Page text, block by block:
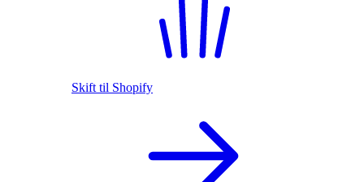
Skift til Shopify